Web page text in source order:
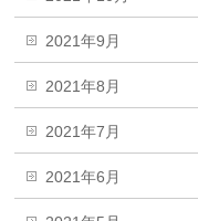
2021年9月
2021年8月
2021年7月
2021年6月